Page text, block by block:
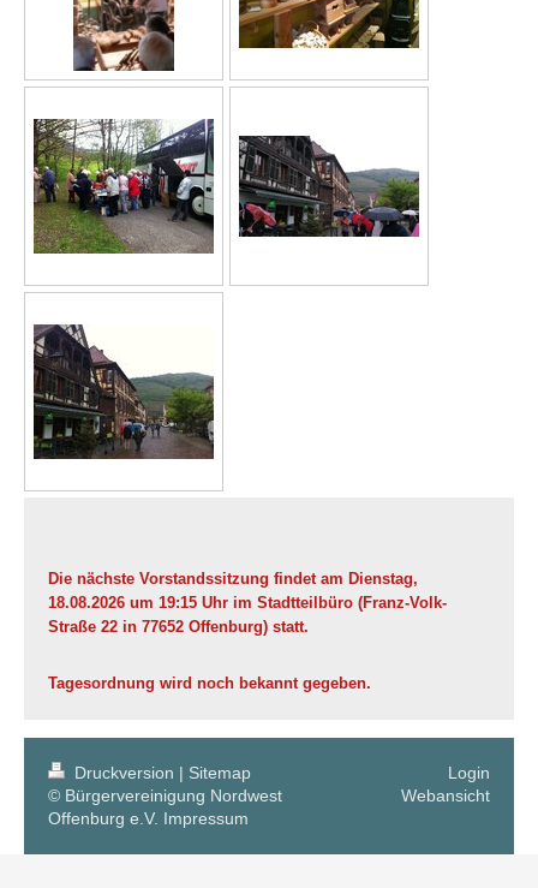
Die nächste Vorstandssitzung findet am Dienstag,
18.08.2026 um 19:15 Uhr im Stadtteilbüro (Franz-Volk-
Straße 22 in 77652 Offenburg) statt.
Tagesordnung wird noch bekannt gegeben.
Druckversion | Sitemap
© Bürgervereinigung Nordwest
Offenburg e.V. Impressum
Login
Webansicht